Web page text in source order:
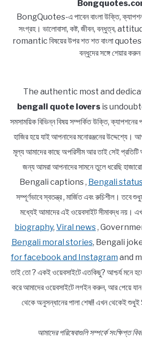
BongQuotes-এ পাবেন বাংলা উক্তি, ক্যাপশন,
সংগ্রহ। ভালোবাসা, কষ্ট, জীবন, বন্ধুত্ব,
romantic বিষয়ের উপর শত শত বাংলা quotes
বন্ধুদের সঙ্গে শেয়ার
The authentic most and
bengali quote loversis
সমসাময়িক বিভিন্ন বিষয় সম্পর্কিত উক্তি, ক্যাপশনের
হাজির হয়ে যাই আপনাদের মনোরঞ্জনের উদ্দেশ্যে।
মূল্য আমাদের কাছে অপরিসীম আর তাই সেই প্রতিটি
জন্য আমরা আপনাদের সামনে তুলে ধরেছি
Bengali captions , Bengali
সম্পূর্ণভাবে স্বতন্ত্র , মার্জিত এবং রুচিশীল। তবে
মধ্যেই আমাদের এই ওয়েবসাইট সীমাবদ্ধ নয়।
biography, Viral news,
Bengali moral stories, Bengali
for facebook and Instagram and
তাই তো ? একই ওয়েবসাইটে এতকিছু? আশ্চর্য মনে
করে আমাদের ওয়েবসাইটে লগইন করুন, আর পেয়ে যান
থেকে অনুসন্ধানের পালা শেষ!! এখন থেকেই
আমাদের পরিষেবাগুলি সম্পর্কে সংক্ষিপ্ত